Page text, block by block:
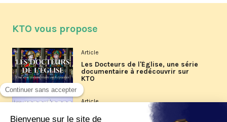
KTO vous propose
Article
Les Docteurs de l'Église, une série
documentaire à redécouvrir sur
KTO
Article
Les reportages d'été 2026 de KTO